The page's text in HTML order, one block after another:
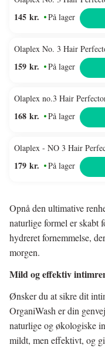
På lager
145 kr.
Olaplex No. 3 Hair
På lager
159 kr.
Olaplex no.3 Hair
På lager
168 kr.
Olaplex - NO 3 Hair
På lager
179 kr.
Opnå den ultimative
naturlige formel er skabt
hydreret fornemmelse,
morgen.
Mild og effektiv
Ønsker du at sikre dit
OrganiWash er din
naturlige og økologiske
mildt, men effektivt, og